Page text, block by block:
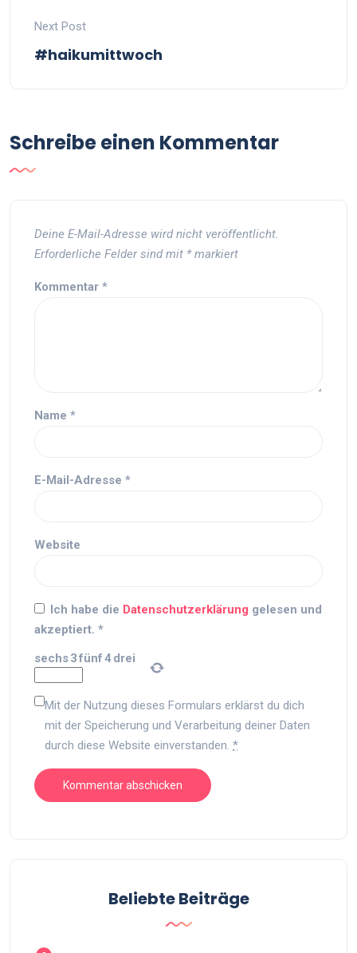
Next Post
#haikumittwoch
Schreibe einen Kommentar
Deine E-Mail-Adresse wird nicht veröffentlicht.
Erforderliche Felder sind mit *markiert
Kommentar *
Name *
E-Mail-Adresse *
Website
Ich habe die Datenschutzerklärung gelesen und
akzeptiert. *
sechs3fünf4drei
Mit der Nutzung dieses Formulars erklärst du dich
mit der Speicherung und Verarbeitung deiner Daten
durch diese Website einverstanden. *
Beliebte Beiträge